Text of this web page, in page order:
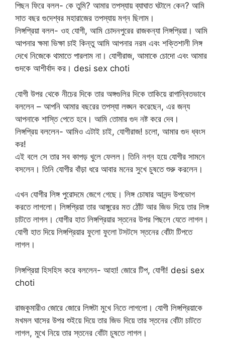
পিছন ফিরে বলল- কে তুমি? আমার তপস্যায় ব্যাঘাত ঘটালে কেন? আমি
সাত বছর গুদেশ্বর মহারাজের তপস্যায় মগ্ন ছিলাম।
লিঙ্গপ্রিয়া বলল- ওহ যোগী, আমি চোদনপুরের রাজকন্যা লিঙ্গপ্রিয়া। আমি
আপনার ক্ষমা ভিক্ষা চাই কিন্তু আমি আপনার নরম এবং শক্তিশালী লিঙ্গ
দেখে নিজেকে থামাতে পারলাম না। যোগীরাজ, আমাকে চোদো এবং আমার
গুদকে আশীর্বাদ কর। desi sex choti
যোগী উপর থেকে নীচের দিকে তার অঙ্গগুলির দিকে তাকিয়ে রাগান্বিতভাবে
বললেন – আপনি আমার বছরের তপস্যা লঙ্ঘন করেছেন, এর জন্য
আপনাকে শাস্তি পেতে হবে। আমি তোমার গুদ নষ্ট করে দেব।
লিঙ্গপ্রিয় বললেন- আমিও এটাই চাই, যোগীরাজ! চলো, আমার গুদ ধ্বংস
কর!
এই বলে সে তার সব কাপড় খুলে ফেলল। তিনি নগ্ন হয়ে যোগীর সামনে
বসলেন। তিনি যোগীর বাঁড়া ধরে আবার মনের সুখে চুষতে শুরু করলেন।
এখন যোগীর লিঙ্গ পুরোদমে জেগে গেছে। লিঙ্গ চোষার আনন্দ উপভোগ
করতে লাগলো। লিঙ্গপ্রিয়া তার আঙ্গুরের মত ঠোঁট আর জিভ দিয়ে তার লিঙ্গ
চাটতে লাগল। যোগীর হাত লিঙ্গপ্রিয়ার স্তনের উপর পিছলে যেতে লাগল।
যোগী হাত দিয়ে লিঙ্গপ্রিয়ার ফুলো ফুলো টসটসে স্তনের বোঁটা টিপতে
লাগল।
লিঙ্গপ্রিয়া হিসহিস করে বললেন- আহা! জোরে টিপ, যোগী! desi sex
choti
রাজকুমারীও জোরে জোরে লিঙ্গটা মুখে নিতে লাগলো। যোগী লিঙ্গপ্রিয়াকে
মখমল ঘাসের উপর শুইয়ে দিয়ে তার জিভ দিয়ে তার স্তনের বোঁটা চাটতে
লাগল, মুখে নিয়ে তার স্তনের বোঁটা চুষতে লাগল।